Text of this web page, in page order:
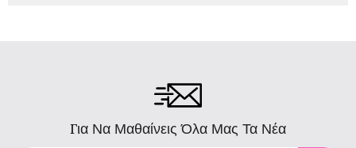
Για Να Μαθαίνεις Όλα Μας Τα Νέα